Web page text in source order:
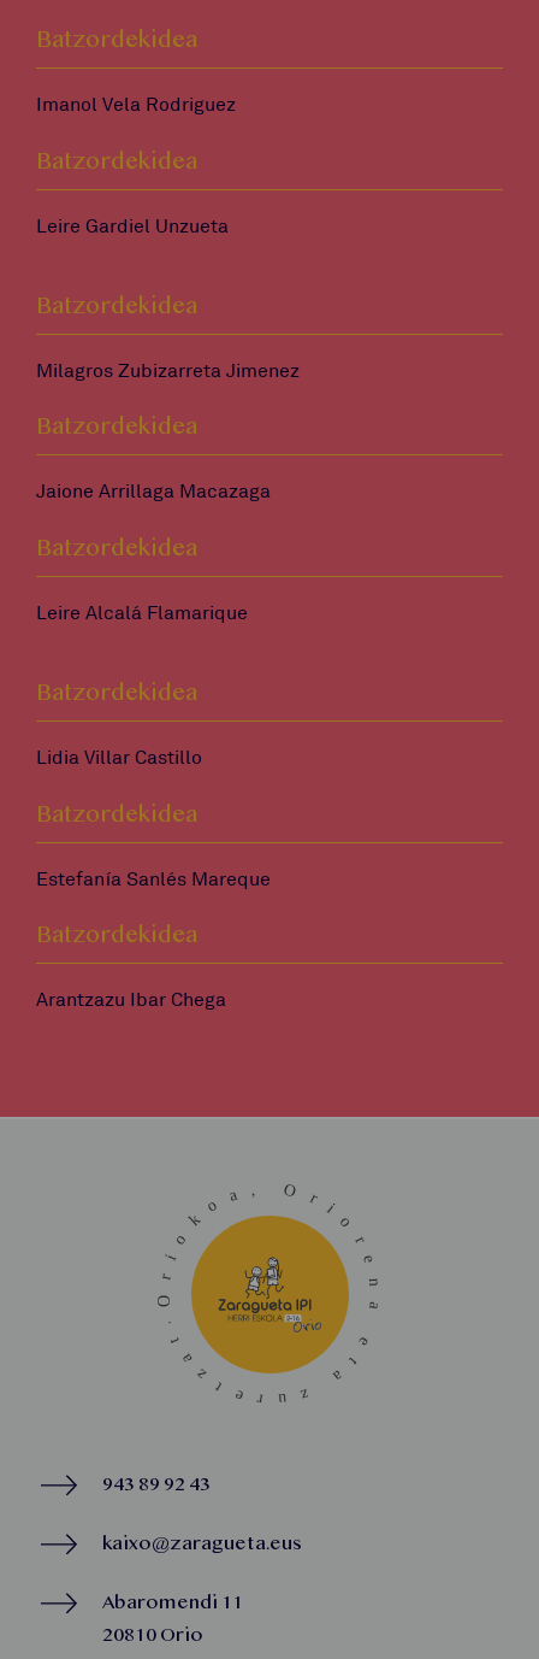
Batzordekidea
Imanol Vela Rodriguez
Batzordekidea
Leire Gardiel Unzueta
Batzordekidea
Milagros Zubizarreta Jimenez
Batzordekidea
Jaione Arrillaga Macazaga
Batzordekidea
Leire Alcalá Flamarique
Batzordekidea
Lidia Villar Castillo
Batzordekidea
Estefanía Sanlés Mareque
Batzordekidea
Arantzazu Ibar Chega
943 89 92 43
kaixo@zaragueta.eus
Abaromendi 11
20810 Orio